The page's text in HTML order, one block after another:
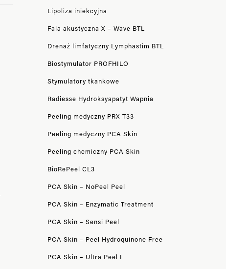
Lipoliza iniekcyjna
Fala akustyczna X – Wave BTL
Drenaż limfatyczny Lymphastim BTL
Biostymulator PROFHILO
Stymulatory tkankowe
Radiesse Hydroksyapatyt Wapnia
Peeling medyczny PRX T33​​​​​​​
Peeling medyczny PCA Skin
Peeling chemiczny PCA Skin
BioRePeel CL3
PCA Skin – NoPeel Peel
PCA Skin – Enzymatic Treatment​​​​​​​
PCA Skin – Sensi Peel
PCA Skin – Peel Hydroquinone Free
PCA Skin – Ultra Peel I